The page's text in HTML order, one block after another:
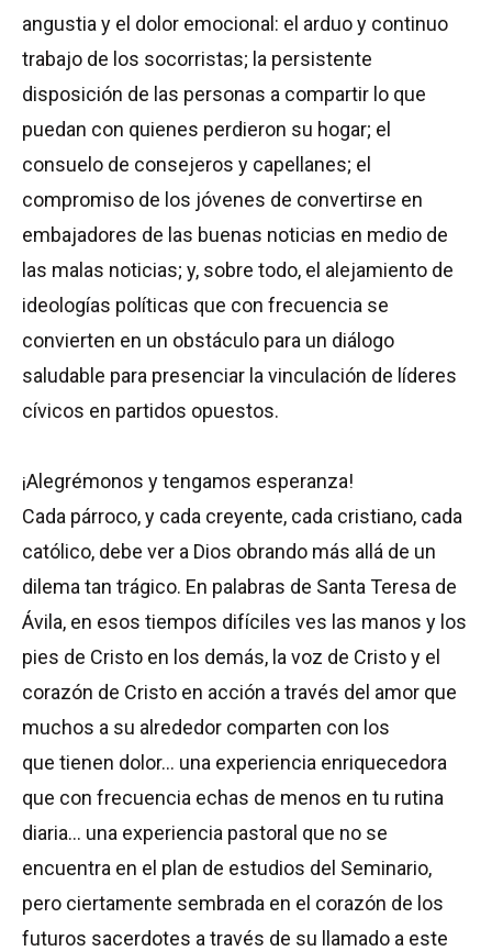
angustia y el dolor emocional: el arduo y continuo
trabajo de los socorristas; la persistente
disposición de las personas a compartir lo que
puedan con quienes perdieron su hogar; el
consuelo de consejeros y capellanes; el
compromiso de los jóvenes de convertirse en
embajadores de las buenas noticias en medio de
las malas noticias; y, sobre todo, el alejamiento de
ideologías políticas que con frecuencia se
convierten en un obstáculo para un diálogo
saludable para presenciar la vinculación de líderes
cívicos en partidos opuestos.
¡Alegrémonos y tengamos esperanza!
Cada párroco, y cada creyente, cada cristiano, cada
católico, debe ver a Dios obrando más allá de un
dilema tan trágico. En palabras de Santa Teresa de
Ávila, en esos tiempos difíciles ves las manos y los
pies de Cristo en los demás, la voz de Cristo y el
corazón de Cristo en acción a través del amor que
muchos a su alrededor comparten con los
que tienen dolor… una experiencia enriquecedora
que con frecuencia echas de menos en tu rutina
diaria… una experiencia pastoral que no se
encuentra en el plan de estudios del Seminario,
pero ciertamente sembrada en el corazón de los
futuros sacerdotes a través de su llamado a este